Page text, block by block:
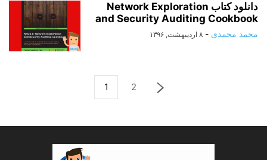
دانلود کتاب Network Exploration
and Security Auditing Cookbook
محمد محمدی - ۸ اردیبهشت, ۱۳۹۶
1 2